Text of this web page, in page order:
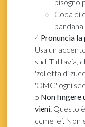
bisogno
Coda di
bandana
4 Pronuncia la
Usa un
sud. Tuttavia,
'zolletta di
'OMG' ogni
5 Non fingere
vieni. Questo
come lei. Non